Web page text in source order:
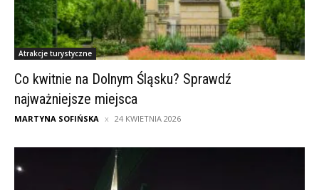
Atrakcje turystyczne
Co kwitnie na Dolnym Śląsku? Sprawdź
najważniejsze miejsca
MARTYNA SOFIŃSKA 24 KWIETNIA 2026